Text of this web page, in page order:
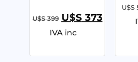
U$S399 U$S373
IVA inc
U$S